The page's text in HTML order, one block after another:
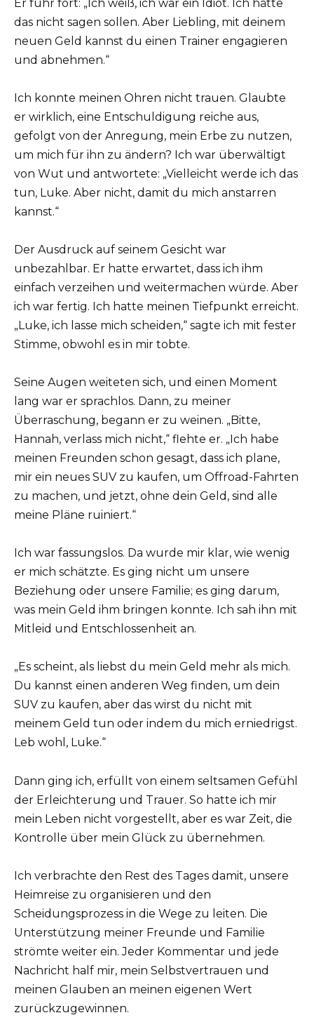
Er fuhr fort: „Ich weiß, ich war ein Idiot. Ich hätte
das nicht sagen sollen. Aber Liebling, mit deinem
neuen Geld kannst du einen Trainer engagieren
und abnehmen.“
Ich konnte meinen Ohren nicht trauen. Glaubte
er wirklich, eine Entschuldigung reiche aus,
gefolgt von der Anregung, mein Erbe zu nutzen,
um mich für ihn zu ändern? Ich war überwältigt
von Wut und antwortete: „Vielleicht werde ich das
tun, Luke. Aber nicht, damit du mich anstarren
kannst.“
Der Ausdruck auf seinem Gesicht war
unbezahlbar. Er hatte erwartet, dass ich ihm
einfach verzeihen und weitermachen würde. Aber
ich war fertig. Ich hatte meinen Tiefpunkt erreicht.
„Luke, ich lasse mich scheiden,“ sagte ich mit fester
Stimme, obwohl es in mir tobte.
Seine Augen weiteten sich, und einen Moment
lang war er sprachlos. Dann, zu meiner
Überraschung, begann er zu weinen. „Bitte,
Hannah, verlass mich nicht,“ flehte er. „Ich habe
meinen Freunden schon gesagt, dass ich plane,
mir ein neues SUV zu kaufen, um Offroad-Fahrten
zu machen, und jetzt, ohne dein Geld, sind alle
meine Pläne ruiniert.“
Ich war fassungslos. Da wurde mir klar, wie wenig
er mich schätzte. Es ging nicht um unsere
Beziehung oder unsere Familie; es ging darum,
was mein Geld ihm bringen konnte. Ich sah ihn mit
Mitleid und Entschlossenheit an.
„Es scheint, als liebst du mein Geld mehr als mich.
Du kannst einen anderen Weg finden, um dein
SUV zu kaufen, aber das wirst du nicht mit
meinem Geld tun oder indem du mich erniedrigst.
Leb wohl, Luke.“
Dann ging ich, erfüllt von einem seltsamen Gefühl
der Erleichterung und Trauer. So hatte ich mir
mein Leben nicht vorgestellt, aber es war Zeit, die
Kontrolle über mein Glück zu übernehmen.
Ich verbrachte den Rest des Tages damit, unsere
Heimreise zu organisieren und den
Scheidungsprozess in die Wege zu leiten. Die
Unterstützung meiner Freunde und Familie
strömte weiter ein. Jeder Kommentar und jede
Nachricht half mir, mein Selbstvertrauen und
meinen Glauben an meinen eigenen Wert
zurückzugewinnen.